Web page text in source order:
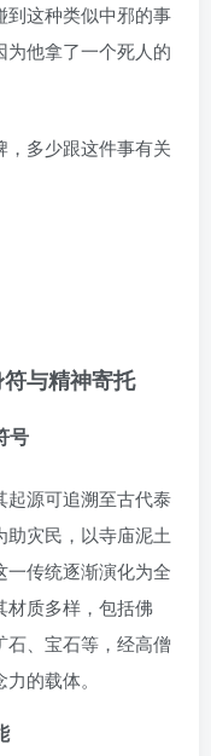
到这种类似中邪的事
为他拿了一个死人的
多少跟这件事有关
与精神寄托
号
起源可追溯至古代泰
灾民，以寺庙泥土
一传统逐渐演化为全
材质多样，包括佛
石、宝石等，经高僧
的载体。